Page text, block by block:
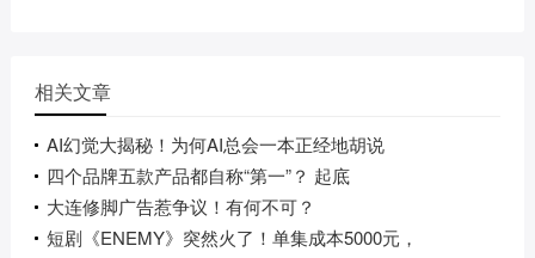
相关文章
AI幻觉大揭秘！为何AI总会一本正经地胡说
四个品牌五款产品都自称“第一”？ 起底
大连修脚广告惹争议！有何不可？
短剧《ENEMY》突然火了！单集成本5000元，